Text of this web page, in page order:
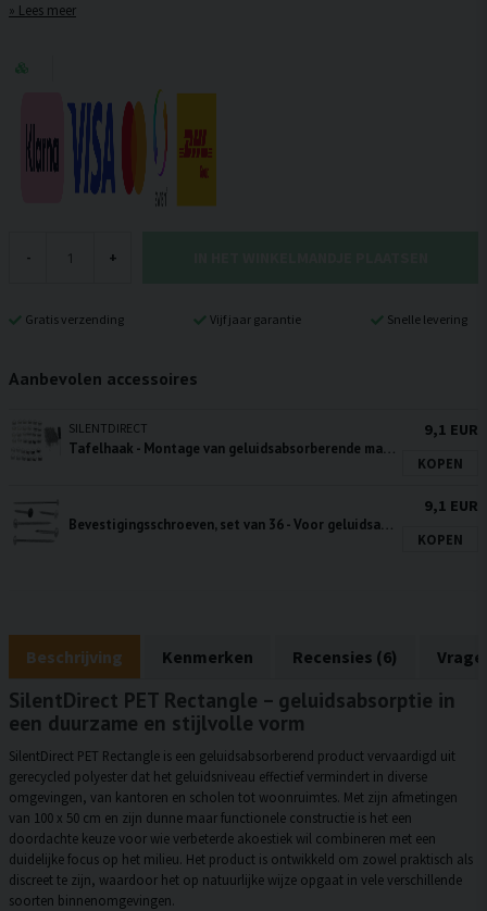
Lees meer
- +
Gratis verzending Vijf jaar garantie Snelle levering
Aanbevolen accessoires
SILENTDIRECT
Tafelhaak - Montage van geluidsabsorberende materialen, 10 stuks
9,1 EUR
KOPEN
Bevestigingsschroeven, set van 36 - Voor geluidsabsorberende panelen
9,1 EUR
KOPEN
Beschrijving Kenmerken Recensies (6)
SilentDirect PET Rectangle – geluidsabsorptie in
een duurzame en stijlvolle vorm
SilentDirect PET Rectangle is een geluidsabsorberend product vervaardigd uit
gerecycled polyester dat het geluidsniveau effectief vermindert in diverse
omgevingen, van kantoren en scholen tot woonruimtes. Met zijn afmetingen
van 100 x 50 cm en zijn dunne maar functionele constructie is het een
doordachte keuze voor wie verbeterde akoestiek wil combineren met een
duidelijke focus op het milieu. Het product is ontwikkeld om zowel praktisch als
discreet te zijn, waardoor het op natuurlijke wijze opgaat in vele verschillende
soorten binnenomgevingen.